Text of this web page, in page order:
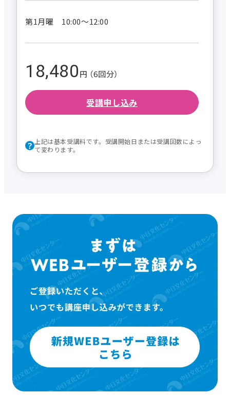
第1月曜 10:00～12:00
18,480円 （6回分）
受講申し込み
上記は基本受講料です。受講開始日または受講回数によっ
て変わります。